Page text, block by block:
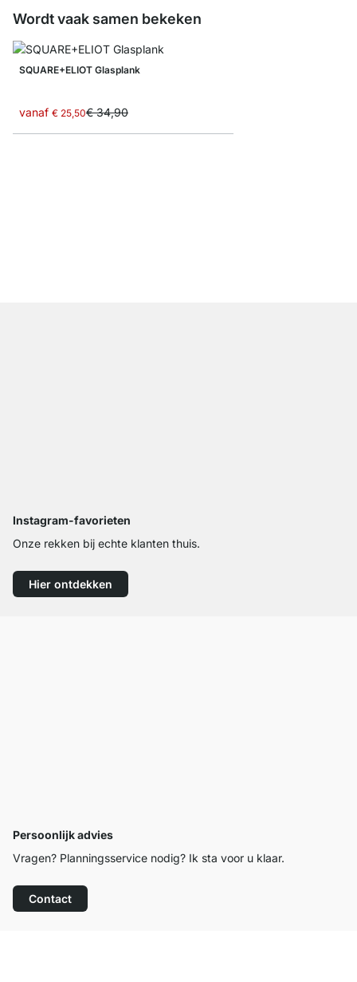
Wordt vaak samen bekeken
SQUARE+ELIOT Glasplank
vanaf € 25,50€ 34,90
Instagram-favorieten
Onze rekken bij echte klanten thuis.
Hier ontdekken
Persoonlijk advies
Vragen? Planningsservice nodig? Ik sta voor u klaar.
Contact